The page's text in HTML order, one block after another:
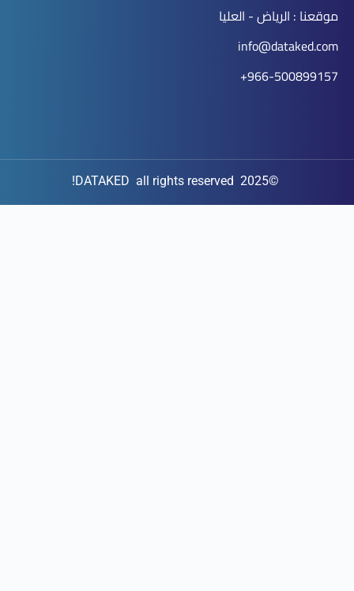
موقعنا : الرياض - العليا
info@dataked.com
966-500899157+
©2025 DATAKED all rights reserved!